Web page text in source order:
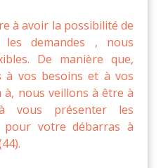
à avoir la possibilité de
demandes , nous
De manière que,
à vos besoins et à vos
nous veillons à être à
vous présenter les
pour votre débarras à